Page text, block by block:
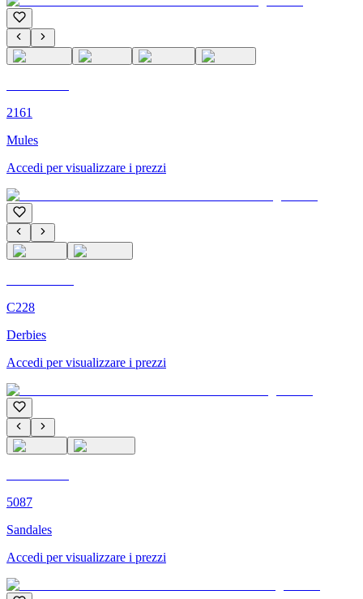
2161
Mules
Accedi per visualizzare i prezzi
C228
Derbies
Accedi per visualizzare i prezzi
5087
Sandales
Accedi per visualizzare i prezzi